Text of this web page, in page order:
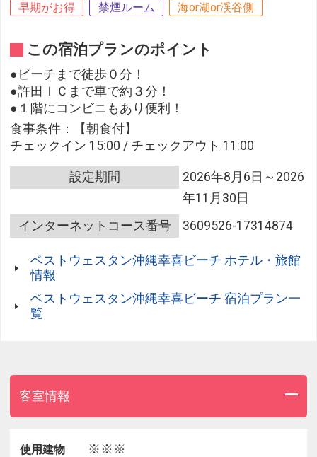
早期がお得
禁煙ルーム 海or湖or渓谷側
この宿泊プランのポイント
●ビーチまで徒歩０分！
●許田ＩＣまで車で約３分！
●１階にコンビニもあり便利！
食事条件：【朝食付】
チェックイン 15:00 / チェックアウト 11:00
設定期間
2026年8月6日～2026
年11月30日
インターネットコース番号
3609526-17314874
ベストウェスタン沖縄幸喜ビーチ ホテル・旅館
情報
ベストウェスタン沖縄幸喜ビーチ 宿泊プラン一
覧
客室情報
使用建物 ※※※